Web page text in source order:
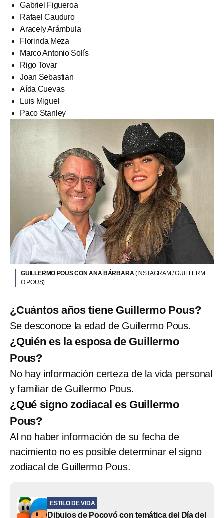
Gabriel Figueroa
Rafael Cauduro
Aracely Arámbula
Florinda Meza
Marco Antonio Solís
Rigo Tovar
Joan Sebastian
Aída Cuevas
Luis Miguel
Paco Stanley
GUILLERMO POUS CON ANA BÁRBARA(INSTAGRAM / GUILLERM
O POUS)
¿Cuántos años tiene Guillermo Pous?
Se desconoce la edad de Guillermo Pous.
¿Quién es la esposa de Guillermo
Pous?
No hay información certeza de la vida personal
y familiar de Guillermo Pous.
¿Qué signo zodiacal es Guillermo
Pous?
Al no haber información de su fecha de
nacimiento no es posible determinar el signo
zodiacal de Guillermo Pous.
ESTILO DE VIDA
Dibujos de Pocoyó con temática del Día del